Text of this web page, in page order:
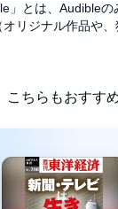
」とは、Audible
リジナル作品や
こちらもおすす